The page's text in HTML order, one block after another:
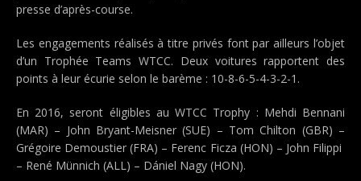
presse d’après-course.
Les engagements réalisés à titre privés font par ailleurs l’objet
d’un Trophée Teams WTCC. Deux voitures rapportent des
points à leur écurie selon le barème : 10-8-6-5-4-3-2-1.
En 2016, seront éligibles au WTCC Trophy : Mehdi Bennani
(MAR) – John Bryant-Meisner (SUE) – Tom Chilton (GBR) –
Grégoire Demoustier (FRA) – Ferenc Ficza (HON) – John Filippi
– René Münnich (ALL) – Dániel Nagy (HON).